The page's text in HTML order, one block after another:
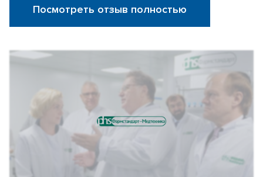
Посмотреть отзыв полностью